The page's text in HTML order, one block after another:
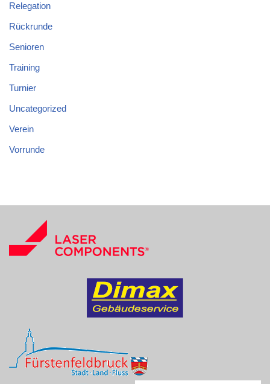
Relegation
Rückrunde
Senioren
Training
Turnier
Uncategorized
Verein
Vorrunde